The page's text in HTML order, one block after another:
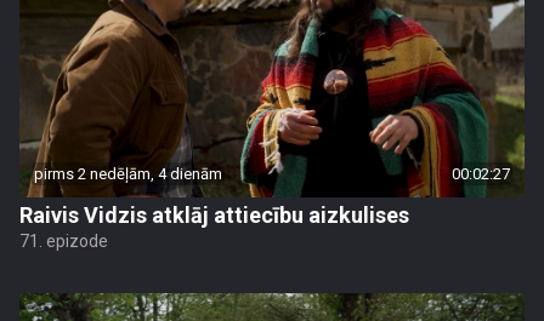
pirms 2 nedēļām, 4 dienām 00:02:27
Raivis Vidzis atklāj attiecību aizkulises
71. epizode